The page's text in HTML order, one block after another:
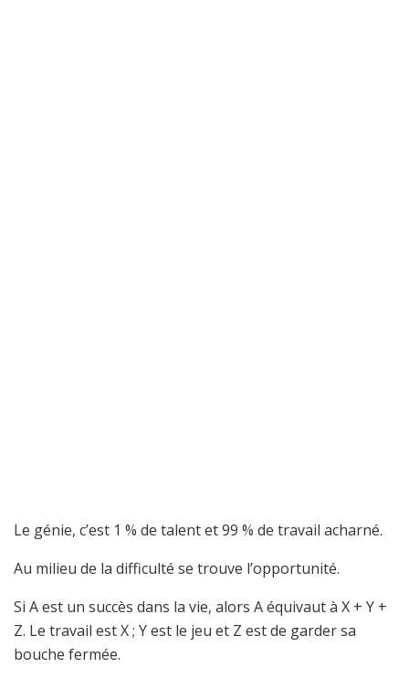
Le génie, c’est 1 % de talent et 99 % de travail acharné.
Au milieu de la difficulté se trouve l’opportunité.
Si A est un succès dans la vie, alors A équivaut à X + Y +
Z. Le travail est X ; Y est le jeu et Z est de garder sa
bouche fermée.